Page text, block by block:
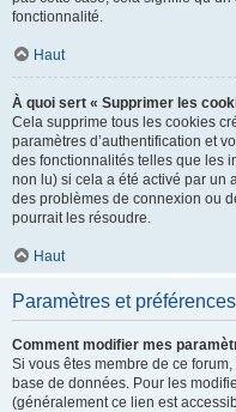
fonctionnalité.
Haut
À quoi sert « Supprimer les
Cela supprime tous les cookies
paramètres d’authentification et
des fonctionnalités telles que les
non lu) si cela a été activé par un
des problèmes de connexion ou
pourrait les résoudre.
Haut
Paramètres et
Comment modifier mes
Si vous êtes membre de ce
base de données. Pour les
(généralement ce lien est